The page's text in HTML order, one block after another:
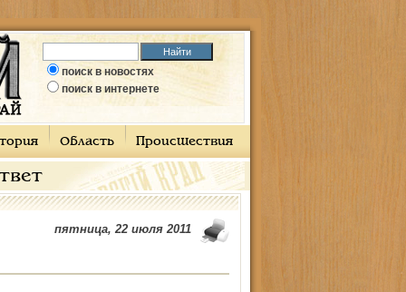
поиск в новостях
поиск в интернете
Область Происшествия
пятница, 22 июля 2011